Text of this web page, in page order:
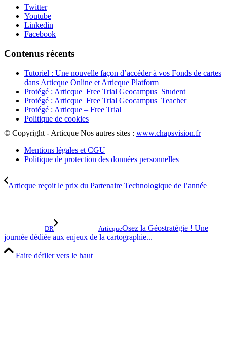
Twitter
Youtube
Linkedin
Facebook
Contenus récents
Tutoriel : Une nouvelle façon d’accéder à vos Fonds de cartes
dans Articque Online et Articque Platform
Protégé : Articque_Free Trial Geocampus_Student
Protégé : Articque_Free Trial Geocampus_Teacher
Protégé : Articque – Free Trial
Politique de cookies
© Copyright - Articque Nos autres sites : www.chapsvision.fr
Mentions légales et CGU
Politique de protection des données personnelles
Articque reçoit le prix du Partenaire Technologique de l’année
DR ArticqueOsez la Géostratégie ! Une
journée dédiée aux enjeux de la cartographie...
Faire défiler vers le haut